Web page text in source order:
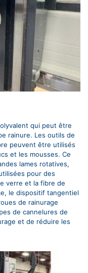
qui peut être
rainure. Les outils de
peuvent être utilisés
et les mousses. Ce
lames rotatives,
pour des
verre et la fibre de
le dispositif tangentiel
de rainurage
de cannelures de
et de réduire les